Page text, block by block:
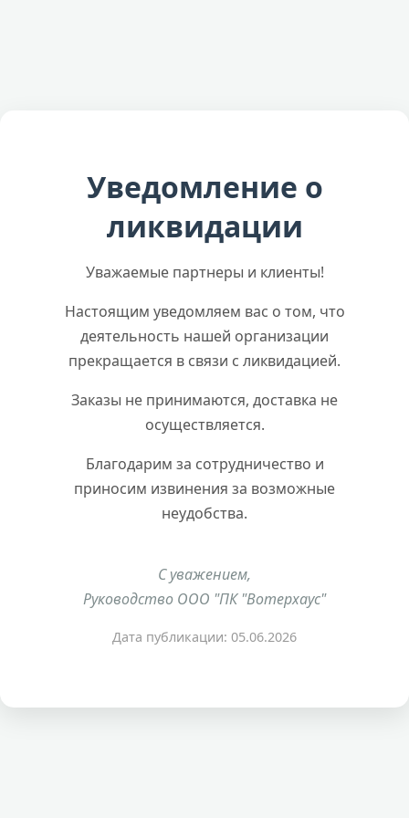
Уведомление о
ликвидации
Уважаемые партнеры и клиенты!
Настоящим уведомляем вас о том, что
деятельность нашей организации
прекращается в связи с ликвидацией.
Заказы не принимаются, доставка не
осуществляется.
Благодарим за сотрудничество и
приносим извинения за возможные
неудобства.
С уважением,
Руководство ООО "ПК "Вотерхаус"
Дата публикации: 05.06.2026